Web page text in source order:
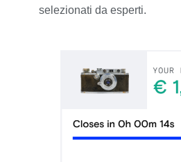
selezionati da esperti.